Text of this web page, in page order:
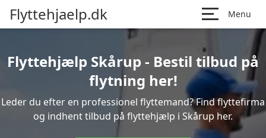
Flyttehjaelp.dk Menu
Flyttehjælp Skårup - Bestil tilbud på
flytning her!
Leder du efter en professionel flyttemand? Find flyttefirma
og indhent tilbud på flyttehjælp i Skårup her.